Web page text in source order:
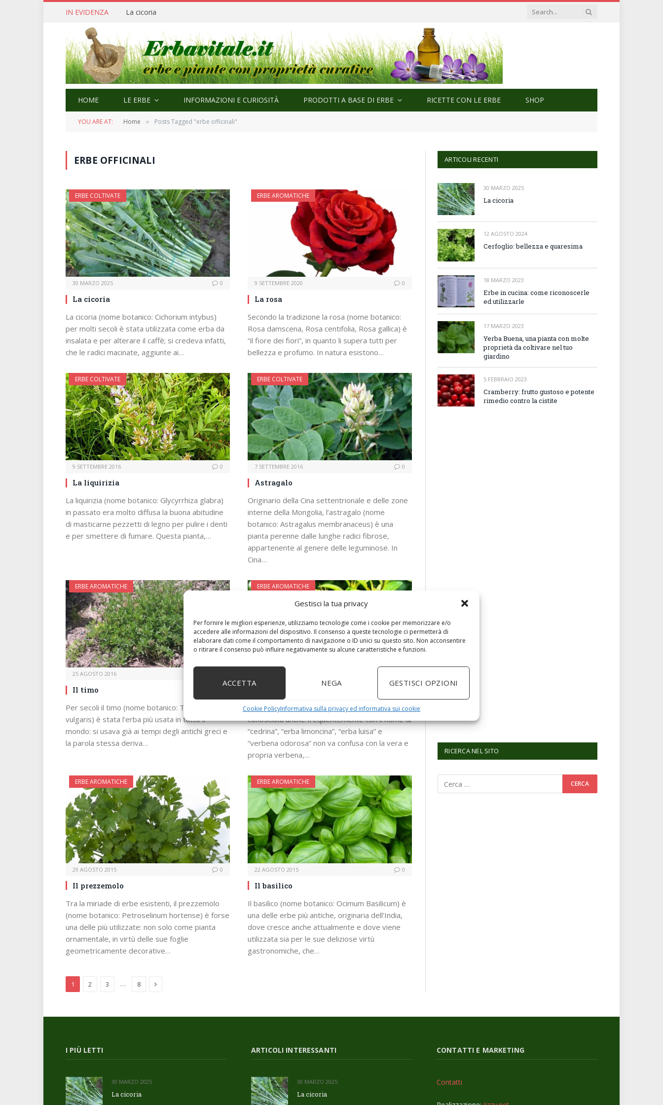
Gestisci la tua privacy
Per fornire le migliori esperienze, utilizziamo tecnologie come i cookie per memorizzare e/o
accedere alle informazioni del dispositivo. Il consenso a queste tecnologie ci permetterà di
elaborare dati come il comportamento di navigazione o ID unici su questo sito. Non acconsentire
o ritirare il consenso può influire negativamente su alcune caratteristiche e funzioni.
ACCETTA NEGA GESTISCI OPZIONI
Cookie PolicyInformativa sulla privacy ed informativa sui cookie
IN EVIDENZA Cerfoglio: bellezza e quaresima
HOME LE ERBE INFORMAZIONI E CURIOSITÀ PRODOTTI A BASE DI ERBE RICETTE CON LE ERBE SHOP
YOU ARE AT: Home » Posts Tagged "erbe officinali"
ERBE OFFICINALI
ERBE COLTIVATE
30 MARZO 2025 0
La cicoria
La cicoria (nome botanico: Cichorium intybus)
per molti secoli è stata utilizzata come erba da
insalata e per alterare il caffè; si credeva infatti,
che le radici macinate, aggiunte ai…
ERBE AROMATICHE
9 SETTEMBRE 2020 0
La rosa
Secondo la tradizione la rosa (nome botanico:
Rosa damscena, Rosa centifolia, Rosa gallica) è
“il fiore dei fiori”, in quanto li supera tutti per
bellezza e profumo. In natura esistono…
ERBE COLTIVATE
9 SETTEMBRE 2016 0
La liquirizia
La liquirizia (nome botanico: Glycyrrhiza glabra)
in passato era molto diffusa la buona abitudine
di masticarne pezzetti di legno per pulire i denti
e per smettere di fumare. Questa pianta,…
ERBE COLTIVATE
7 SETTEMBRE 2016 0
Astragalo
Originario della Cina settentrionale e delle zone
interne della Mongolia, l’astragalo (nome
botanico: Astragalus membranaceus) è una
pianta perenne dalle lunghe radici fibrose,
appartenente al genere delle leguminose. In
Cina…
ERBE AROMATICHE
25 AGOSTO 2016
Il timo
Per secoli il timo (nome botanico: Thymus
vulgaris) è stata l’erba più usata in tutto il
mondo: si usava già ai tempi degli antichi greci e
la parola stessa deriva…
ERBE AROMATICHE
L’erba Luigia (nome botanico: Lippia citriodora),
conosciuta anche frequentemente con il nome di
“cedrina”, “erba limoncina”, “erba luisa” e
“verbena odorosa” non va confusa con la vera e
propria verbena,…
ERBE AROMATICHE
29 AGOSTO 2015 0
Il prezzemolo
Tra la miriade di erbe esistenti, il prezzemolo
(nome botanico: Petroselinum hortense) è forse
una delle più utilizzate: non solo come pianta
ornamentale, in virtù delle sue foglie
geometricamente decorative…
ERBE AROMATICHE
22 AGOSTO 2015 0
Il basilico
Il basilico (nome botanico: Ocimum Basilicum) è
una delle erbe più antiche, originaria dell’India,
dove cresce anche attualmente e dove viene
utilizzata sia per le sue deliziose virtù
gastronomiche, che…
1 2 3 … 8 Next
ARTICOLI RECENTI
30 MARZO 2025
La cicoria
12 AGOSTO 2024
Cerfoglio: bellezza e quaresima
18 MARZO 2023
Erbe in cucina: come riconoscerle
ed utilizzarle
17 MARZO 2023
Yerba Buena, una pianta con molte
proprietà da coltivare nel tuo
giardino
5 FEBBRAIO 2023
Cramberry: frutto gustoso e potente
rimedio contro la cistite
RICERCA NEL SITO
I PIÙ LETTI
30 MARZO 2025
La cicoria
ARTICOLI INTERESSANTI
30 MARZO 2025
La cicoria
CONTATTI E MARKETING
Contatti